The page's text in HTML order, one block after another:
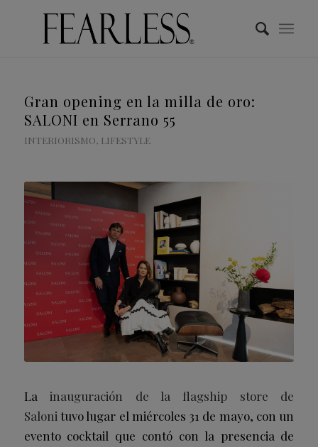
Gran opening en la milla de oro:
SALONI en Serrano 55
INTERIORISMO, LIFESTYLE
Lainauguración de la flagship store de
Saloni tuvo lugar el miércoles 31 de mayo, con un
evento cocktail que contó con la presencia de